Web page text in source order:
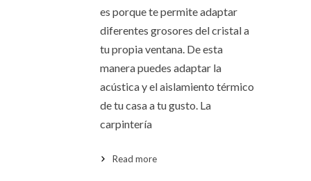
es porque te permite adaptar
diferentes grosores del cristal a
tu propia ventana. De esta
manera puedes adaptar la
acústica y el aislamiento térmico
de tu casa a tu gusto. La
carpintería
Read more